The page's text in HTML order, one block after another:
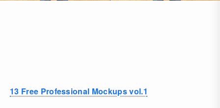
13 Free Professional Mockups vol.1